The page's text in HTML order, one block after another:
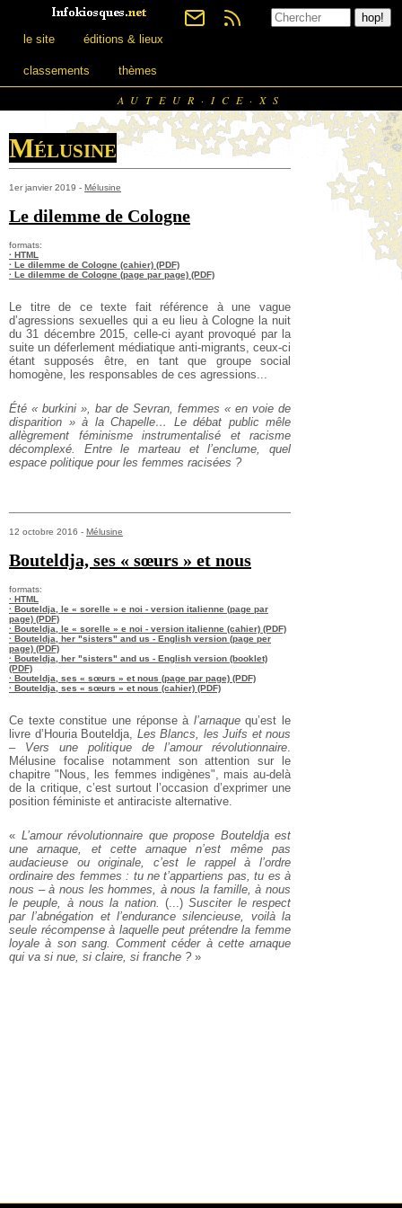
le site éditions & lieux
classements thèmes
AUTEUR·ICE·XS
Mélusine
1er janvier 2019 - Mélusine
Le dilemme de Cologne
formats:
· HTML
· Le dilemme de Cologne (cahier) (PDF)
· Le dilemme de Cologne (page par page) (PDF)
Le titre de ce texte fait référence à une vague
d’agressions sexuelles qui a eu lieu à Cologne la nuit
du 31 décembre 2015, celle-ci ayant provoqué par la
suite un déferlement médiatique anti-migrants, ceux-ci
étant supposés être, en tant que groupe social
homogène, les responsables de ces agressions...
Été « burkini », bar de Sevran, femmes « en voie de
disparition » à la Chapelle… Le débat public mêle
allègrement féminisme instrumentalisé et racisme
décomplexé. Entre le marteau et l’enclume, quel
espace politique pour les femmes racisées ?
12 octobre 2016 - Mélusine
Bouteldja, ses « sœurs » et nous
formats:
· HTML
· Bouteldja, le « sorelle » e noi - version italienne (page par
page) (PDF)
· Bouteldja, le « sorelle » e noi - version italienne (cahier) (PDF)
· Bouteldja, her "sisters" and us - English version (page per
page) (PDF)
· Bouteldja, her "sisters" and us - English version (booklet)
(PDF)
· Bouteldja, ses « sœurs » et nous (page par page) (PDF)
· Bouteldja, ses « sœurs » et nous (cahier) (PDF)
Ce texte constitue une réponse à l’arnaquequ’est le
livre d’Houria Bouteldja, Les Blancs, les Juifs et nous
– Vers une politique de l’amour révolutionnaire.
Mélusine focalise notamment son attention sur le
chapitre "Nous, les femmes indigènes", mais au-delà
de la critique, c’est surtout l’occasion d’exprimer une
position féministe et antiraciste alternative.
« L’amour révolutionnaire que propose Bouteldja est
une arnaque, et cette arnaque n’est même pas
audacieuse ou originale, c’est le rappel à l’ordre
ordinaire des femmes : tu ne t’appartiens pas, tu es à
nous – à nous les hommes, à nous la famille, à nous
le peuple, à nous la nation. (...)Susciter le respect
par l’abnégation et l’endurance silencieuse, voilà la
seule récompense à laquelle peut prétendre la femme
loyale à son sang. Comment céder à cette arnaque
qui va si nue, si claire, si franche ? »